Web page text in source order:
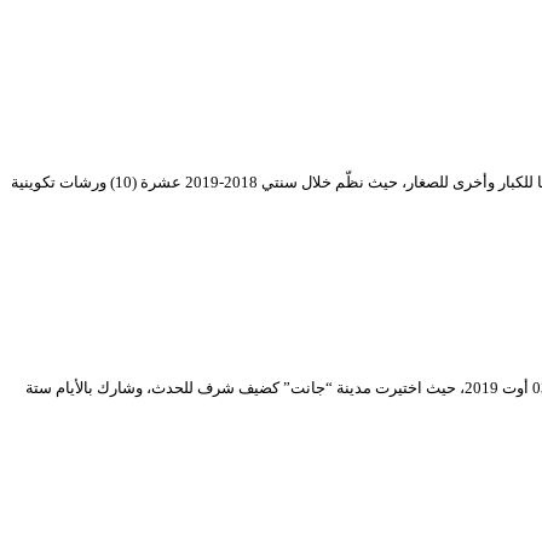
يعدّ التكوين من أهم المجالات التي يركِّز عليها المسرح الوطني الجزائري بهدف تدعيم فرق المسرح الوطني بممثلين وكفاءات فنية شابة يتم توزيعها على عروض موجهة منها للكبار وأخرى للصغار، حيث نظّم خلال سنتي 2018-2019 عشرة (10) ورشات تكوينية
برمجت من قبل المسرح الوطني الجزائري “محي الدين بشطارزي” أيام المسرح للجنوب في طبعتها التاسعة (09) لسنة 2019 خلال الفترة الممتدة بين 29 جويلية إلى غاية 03 أوت 2019، حيث اختيرت مدينة “جانت” كضيف شرف للحدث، وشارك بالأيام ستة